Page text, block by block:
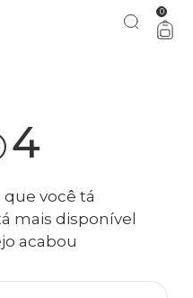
com a gente aproveita! 0
4
que você tá
mais disponível
acabou